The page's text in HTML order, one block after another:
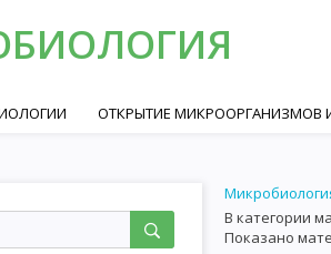
ОТКРЫТИЕ МИКРООРГАНИЗМОВ
БОРЬБЕ С ИНФЕКЦИОННЫМИ
СПИРОХЕТЫ РИККЕТСИИ ВИРУСЫ
В категории
Показано